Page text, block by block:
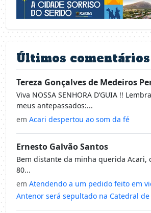
Últimos comentários
Tereza Gonçalves de Medeiros
Viva NOSSA SENHORA D’GUIA !!
meus antepassados:...
em Acari despertou ao som da fé
Ernesto Galvão Santos
Bem distante da minha querida Acari,
80...
em Atendendo a um pedido feito em
Antenor será sepultado na Catedral de